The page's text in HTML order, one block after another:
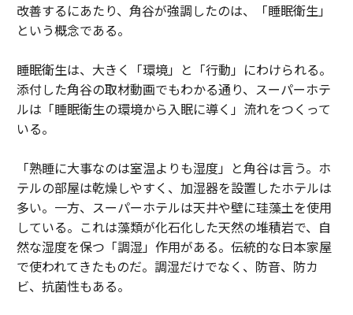
改善するにあたり、角谷が強調したのは、「睡眠衛生」
という概念である。
睡眠衛生は、大きく「環境」と「行動」にわけられる。
添付した角谷の取材動画でもわかる通り、スーパーホテ
ルは「睡眠衛生の環境から入眠に導く」流れをつくって
いる。
「熟睡に大事なのは室温よりも湿度」と角谷は言う。ホ
テルの部屋は乾燥しやすく、加湿器を設置したホテルは
多い。一方、スーパーホテルは天井や壁に珪藻土を使用
している。これは藻類が化石化した天然の堆積岩で、自
然な湿度を保つ「調湿」作用がある。伝統的な日本家屋
で使われてきたものだ。調湿だけでなく、防音、防カ
ビ、抗菌性もある。